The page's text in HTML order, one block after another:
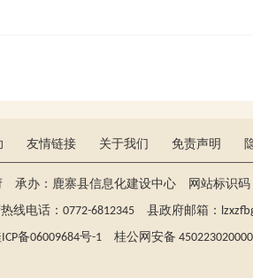
友情链接 关于我们 免责声明
办：鹿寨县信息化建设中心 网站标识码
电话：0772-6812345 县政府邮箱：
备06009684号-1
桂公网安备